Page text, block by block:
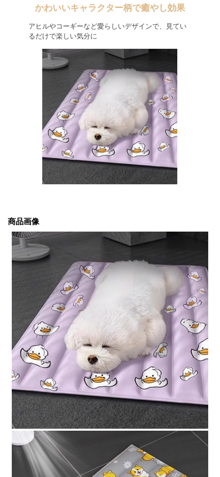
かわいいキャラクター柄で癒やし効果
アヒルやコーギーなど愛らしいデザインで、見てい
るだけで楽しい気分に
商品画像